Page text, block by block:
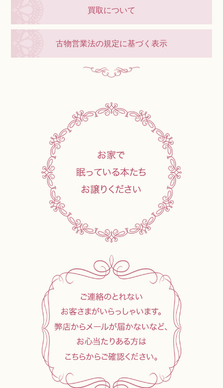
買取について
古物営業法の規定に基づく表示